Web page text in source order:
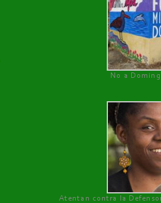
No a
Atentan contra la